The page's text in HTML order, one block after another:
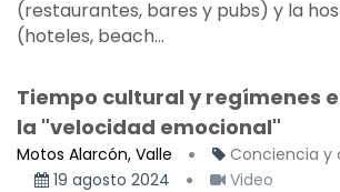
(restaurantes, bares y pubs) y la
(hoteles, beach...
Tiempo cultural y regímenes
la "velocidad emocional"
Motos Alarcón, Valle
Conciencia y
19 agosto 2024
Video